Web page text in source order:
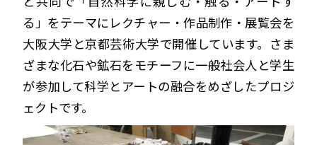
る」をテーマにレクチャー・作品制作・展覧会を
大阪大学と京都芸術大学で開催しています。さま
ざまな化石や鉱石をモチーフに一般社会人と学生
が参加して科学とアートの融合をめざしたプロジ
ェクトです。